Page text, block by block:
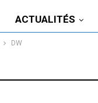
ACTUALITÉS
DW